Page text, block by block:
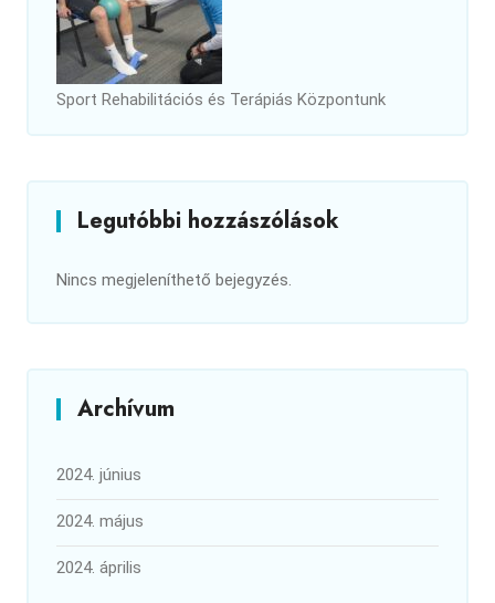
Sport Rehabilitációs és Terápiás Központunk
Legutóbbi hozzászólások
Nincs megjeleníthető bejegyzés.
Archívum
2024. június
2024. május
2024. április